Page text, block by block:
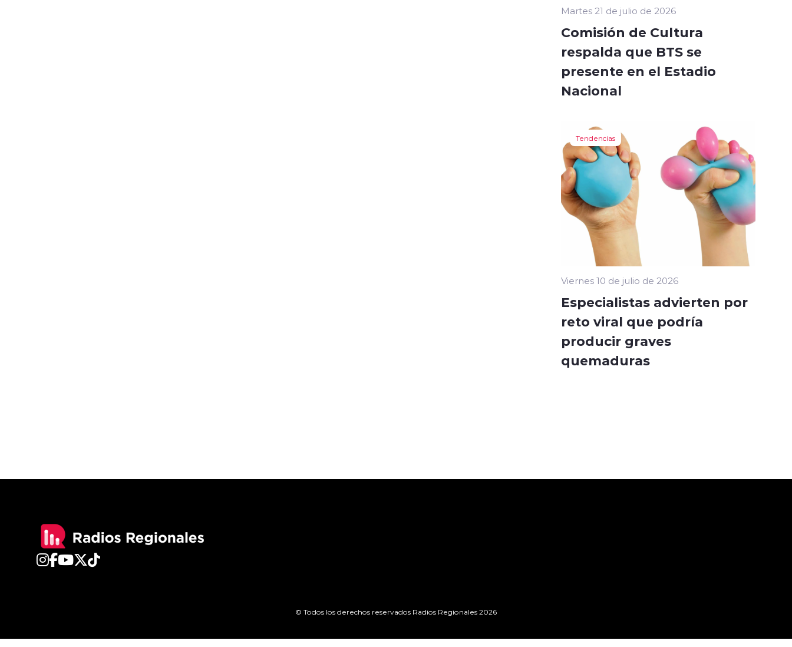
Martes 21 de julio de 2026
Comisión de Cultura
respalda que BTS se
presente en el Estadio
Nacional
Tendencias
Viernes 10 de julio de 2026
Especialistas advierten por
reto viral que podría
producir graves
quemaduras
© Todos los derechos reservados Radios Regionales 2026